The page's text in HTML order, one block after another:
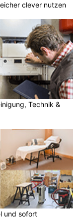
clever nutzen
Technik &
und sofort